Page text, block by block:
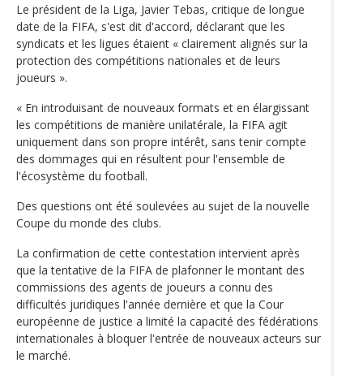
Le président de la Liga, Javier Tebas, critique de longue
date de la FIFA, s'est dit d'accord, déclarant que les
syndicats et les ligues étaient « clairement alignés sur la
protection des compétitions nationales et de leurs
joueurs ».
« En introduisant de nouveaux formats et en élargissant
les compétitions de manière unilatérale, la FIFA agit
uniquement dans son propre intérêt, sans tenir compte
des dommages qui en résultent pour l'ensemble de
l'écosystème du football.
Des questions ont été soulevées au sujet de la nouvelle
Coupe du monde des clubs.
La confirmation de cette contestation intervient après
que la tentative de la FIFA de plafonner le montant des
commissions des agents de joueurs a connu des
difficultés juridiques l'année dernière et que la Cour
européenne de justice a limité la capacité des fédérations
internationales à bloquer l'entrée de nouveaux acteurs sur
le marché.